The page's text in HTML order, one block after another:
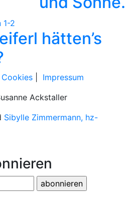
hätten’s
Cookies
Impressum
Ackstaller
Sibylle Zimmermann, hz-